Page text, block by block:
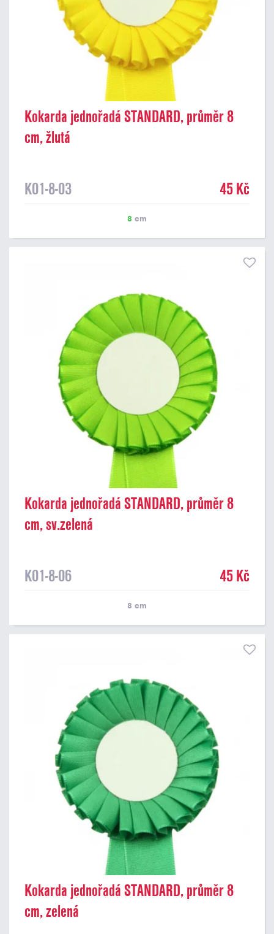
Kokarda jednořadá STANDARD, průměr 8
cm, žlutá
K01-8-03 45 Kč
8 cm
Kokarda jednořadá STANDARD, průměr 8
cm, sv.zelená
K01-8-06 45 Kč
8 cm
Kokarda jednořadá STANDARD, průměr 8
cm, zelená